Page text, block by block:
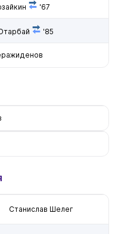
'67
'85
Станислав Шелег